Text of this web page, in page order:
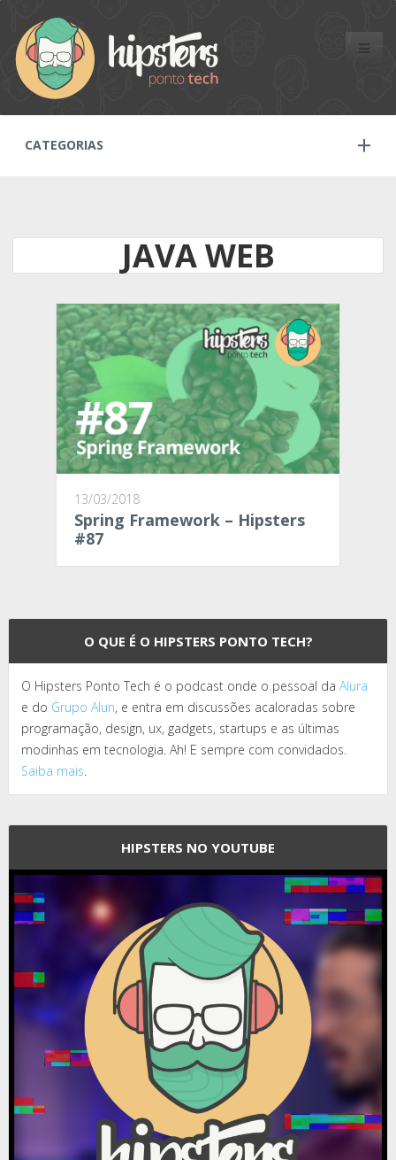
Toggle
CATEGORIAS
JAVA WEB
13/03/2018
Spring Framework – Hipsters
#87
O QUE É O HIPSTERS PONTO TECH?
O Hipsters Ponto Tech é o podcast onde o pessoal da Alura
e do Grupo Alun, e entra em discussões acaloradas sobre
programação, design, ux, gadgets, startups e as últimas
modinhas em tecnologia. Ah! E sempre com convidados.
Saiba mais.
HIPSTERS NO YOUTUBE